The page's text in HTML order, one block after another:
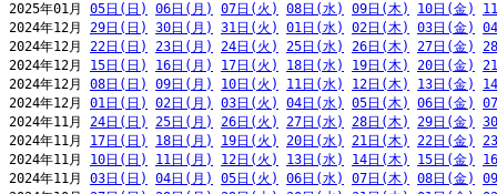
2025年01月 05日(日) 06日(月) 07日(火) 08日(水) 09日(木) 10日(金)
2024年12月 29日(日) 30日(月) 31日(火) 01日(水) 02日(木) 03日(金)
2024年12月 22日(日) 23日(月) 24日(火) 25日(水) 26日(木) 27日(金)
2024年12月 15日(日) 16日(月) 17日(火) 18日(水) 19日(木) 20日(金)
2024年12月 08日(日) 09日(月) 10日(火) 11日(水) 12日(木) 13日(金)
2024年12月 01日(日) 02日(月) 03日(火) 04日(水) 05日(木) 06日(金)
2024年11月 24日(日) 25日(月) 26日(火) 27日(水) 28日(木) 29日(金)
2024年11月 17日(日) 18日(月) 19日(火) 20日(水) 21日(木) 22日(金)
2024年11月 10日(日) 11日(月) 12日(火) 13日(水) 14日(木) 15日(金)
2024年11月 03日(日) 04日(月) 05日(火) 06日(水) 07日(木) 08日(金)